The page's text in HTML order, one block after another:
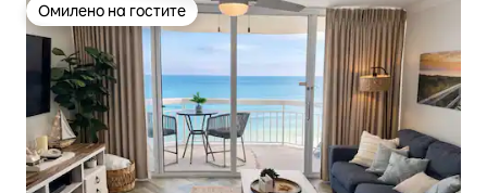
Омилено на гостите
Омилено на гостите